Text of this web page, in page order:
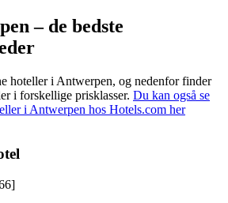
– de bedste
hoteller i Antwerpen, og nedenfor finder
i forskellige prisklasser. Du kan også se
i Antwerpen hos Hotels.com her